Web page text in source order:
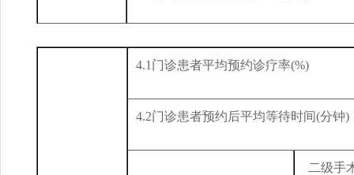
4.1 门诊患者平均预约诊疗率(%)
4.2门诊患者预约后平均等待时间(分钟)
二级手